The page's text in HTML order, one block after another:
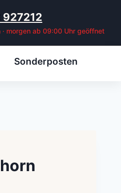
· morgen ab 09:00 Uhr geöffnet
Sonderposten